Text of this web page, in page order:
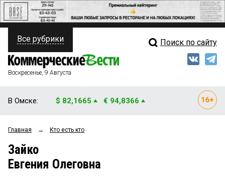
ПОЛИТИКА
ФИНАНСЫ
ОБЩЕСТВО
ЗАКОН
Свежий выпуск
Все рубрики Поиск по сайту
Воскресенье, 9 Августа
В Омске: $ 82,1665 € 94,8366
Главная → Кто есть кто
Зайко
Евгения Олеговна